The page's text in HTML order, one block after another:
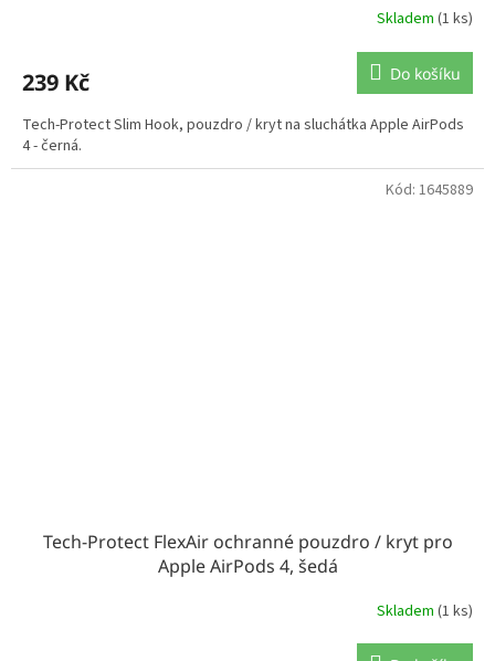
Skladem (1 ks)
239 Kč Do košíku
Tech-Protect Slim Hook, pouzdro / kryt na sluchátka Apple AirPods
4 - černá.
Tech-Protect FlexAir ochranné pouzdro / kryt pro
Apple AirPods 4, šedá
Skladem (1 ks)
Kód: 1645889